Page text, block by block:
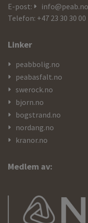
E-post:
info@peab.no
Telefon: +47 23 30 30 00
Linker
peabbolig.no
peabasfalt.no
swerock.no
bjorn.no
bogstrand.no
nordang.no
kranor.no
Medlem av: